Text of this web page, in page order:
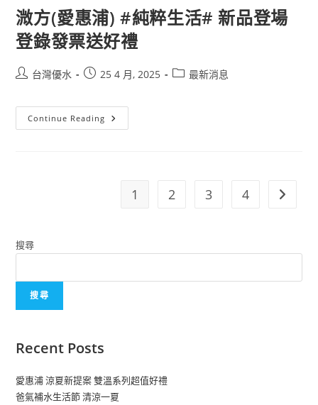
溦方(愛惠浦) #純粹生活# 新品登場
登錄發票送好禮
台灣優水 25 4 月, 2025 最新消息
Continue Reading
1 2 3 4
搜尋
搜尋
Recent Posts
愛惠浦 涼夏新提案 雙溫系列超值好禮
爸氣補水生活節 清涼一夏